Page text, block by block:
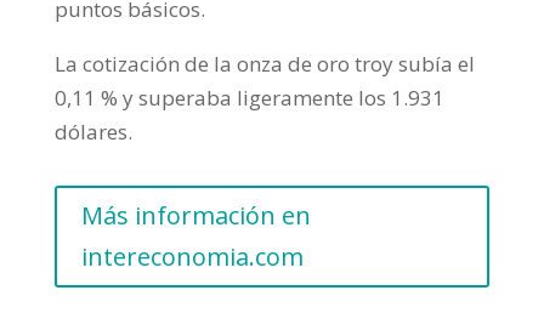
puntos básicos.
La cotización de la onza de oro troy subía el
0,11 % y superaba ligeramente los 1.931
dólares.
Más información en
intereconomia.com